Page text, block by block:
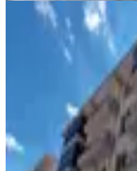
BALKONLU
Ayvacık,
2+1
79 m²
23.000 ₺